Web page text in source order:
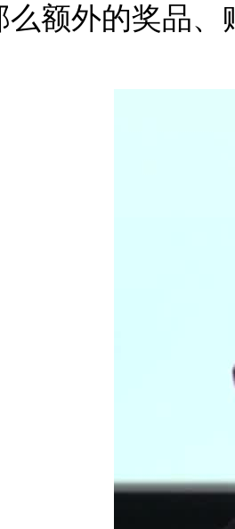
么额外的奖品、